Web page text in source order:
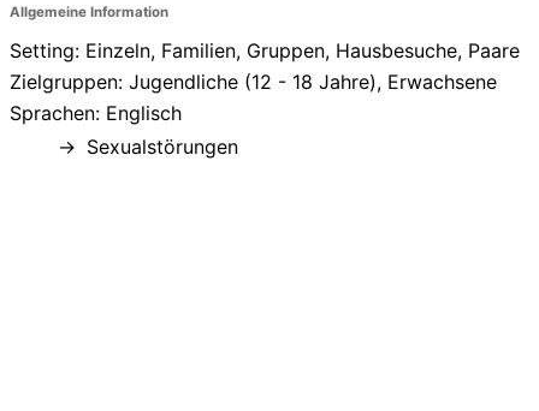
Allgemeine Information
Setting: Einzeln, Familien, Gruppen, Hausbesuche, Paare
Zielgruppen: Jugendliche (12 - 18 Jahre), Erwachsene
Sprachen: Englisch
Sexualstörungen